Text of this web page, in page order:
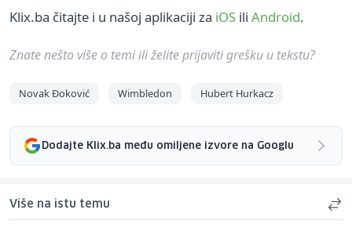
Klix.ba čitajte i u našoj aplikaciji za iOS ili Android.
Znate nešto više o temi ili želite prijaviti grešku u tekstu?
Novak Đoković Wimbledon Hubert Hurkacz
Dodajte Klix.ba među omiljene izvore na Googlu
Više na istu temu